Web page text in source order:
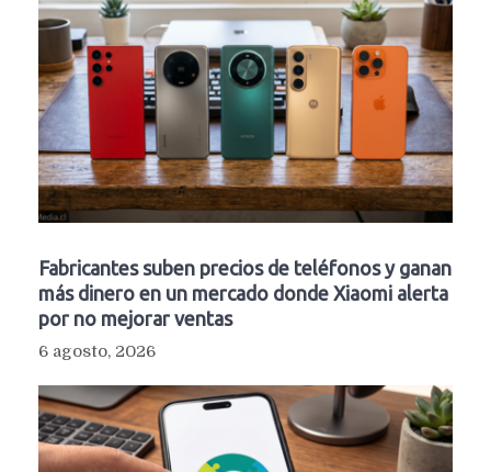
Fabricantes suben precios de teléfonos y ganan
más dinero en un mercado donde Xiaomi alerta
por no mejorar ventas
6 agosto, 2026